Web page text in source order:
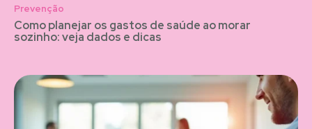
Prevenção
Como planejar os gastos de saúde ao morar
sozinho: veja dados e dicas